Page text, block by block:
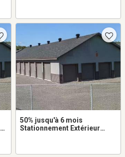
50% jusqu'à 6 mois
Stationnement Extérieur